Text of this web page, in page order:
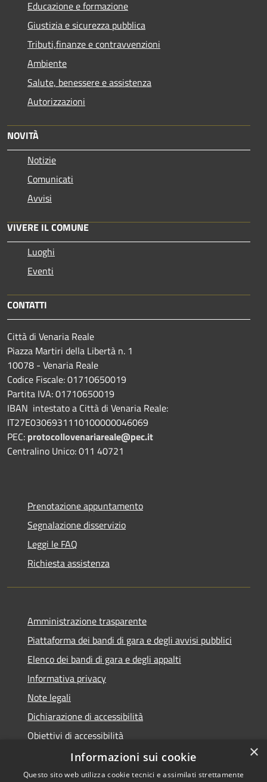
Educazione e formazione
Giustizia e sicurezza pubblica
Tributi,finanze e contravvenzioni
Ambiente
Salute, benessere e assistenza
Autorizzazioni
NOVITÀ
Notizie
Comunicati
Avvisi
VIVERE IL COMUNE
Luoghi
Eventi
CONTATTI
Città di Venaria Reale
Piazza Martiri della Libertà n. 1
10078 - Venaria Reale
Codice Fiscale: 01710650019
Partita IVA: 01710650019
IBAN intestato a Città di Venaria Reale:
IT27E0306931110100000046069
PEC: protocollovenariareale@pec.it
Centralino Unico: 011 40721
Prenotazione appuntamento
Segnalazione disservizio
Leggi le FAQ
Richiesta assistenza
Amministrazione trasparente
Piattaforma dei bandi di gara e degli avvisi pubblici
Elenco dei bandi di gara e degli appalti
Informativa privacy
Note legali
Dichiarazione di accessibilità
Obiettivi di accessibilità
×
Informazioni sui cookie
Questo sito web utilizza cookie tecnici e assimilati strettamente